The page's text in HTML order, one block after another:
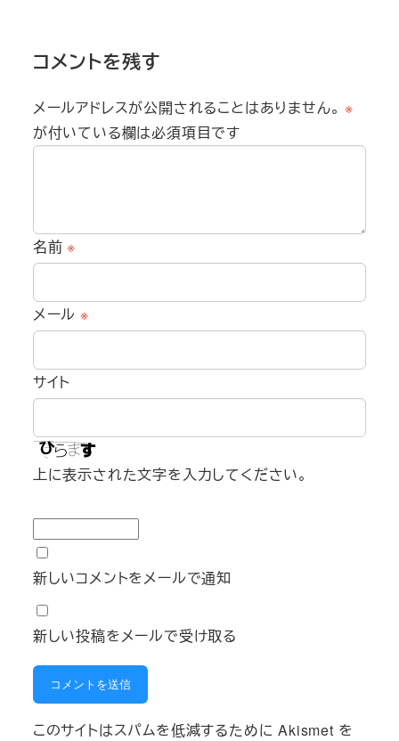
コメントを残す
メールアドレスが公開されることはありません。 ※
が付いている欄は必須項目です
名前※
メール ※
サイト
上に表示された文字を入力してください。
新しいコメントをメールで通知
新しい投稿をメールで受け取る
このサイトはスパムを低減するために Akismet を